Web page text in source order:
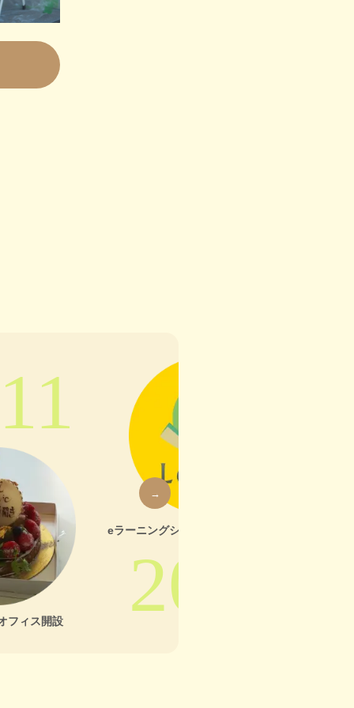
フィス開設
eラーニングシステム「LearnO」が誕生
2012
→